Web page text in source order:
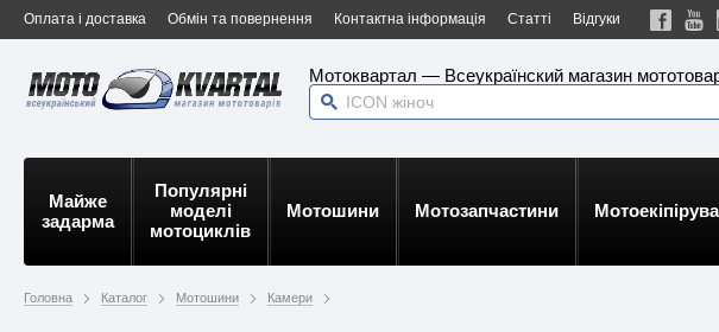
Оплата і доставка Обмін та повернення Контактна інформація Статті Відгуки
Мотоквартал — Всеукраїнский магазин
Майже
задарма
Популярні
моделі
мотоциклів
Мотошини Мотозапчастини
Головна Каталог Мотошини Камери